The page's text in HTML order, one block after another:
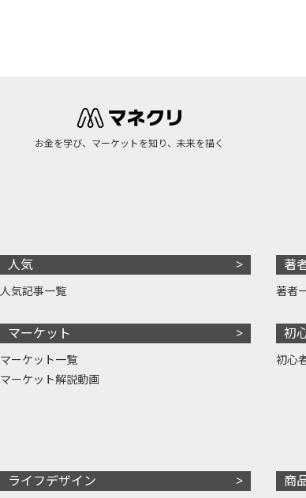
お金を学び、マーケットを知り、未来を描く
人気
人気記事一覧
マーケット
マーケット一覧
マーケット解説動画
著
著者
初
初心
ライフデザイン 商